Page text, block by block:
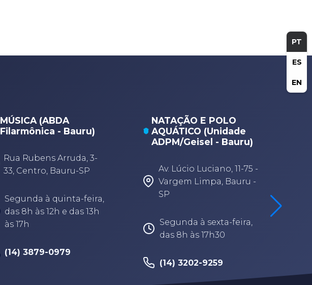
PT
ES
EN
MÚSICA (ABDA
Filarmônica - Bauru)
Rua Rubens Arruda, 3-
33, Centro, Bauru-SP
Segunda à quinta-feira,
das 8h às 12h e das 13h
às 17h
(14) 3879-0979
NATAÇÃO E POLO
AQUÁTICO (Unidade
ADPM/Geisel - Bauru)
Av. Lúcio Luciano, 11-75 -
Vargem Limpa, Bauru -
SP
Segunda à sexta-feira,
das 8h às 17h30
(14) 3202-9259